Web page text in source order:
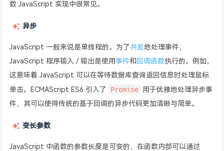
数 JavaScript 实现中很常见。
异步
JavaScript 一般来说是单线程的。为了 并发地处理事件，
JavaScript 程序输入 / 输出是使用事件和 回调函数执行的。例如，
这意味着 JavaScript 可以在等待数据库查询返回信息时处理鼠标
单击。ECMAScript ES6 引入了
Promise 用于优雅地处理异步事
件，其可以使得传统的基于回调的异步代码更加清晰与简单。
变长参数
JavaScript 中函数的参数长度是可变的，在函数内部可以通过